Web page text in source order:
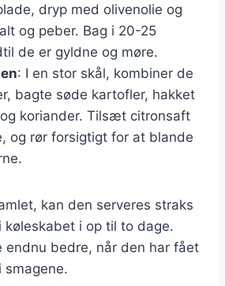
dryp med olivenolie og
og peber. Bag i 20-25
de er gyldne og møre.
: I en stor skål, kombiner de
bagte søde kartofler, hakket
koriander. Tilsæt citronsaft
og rør forsigtigt for at blande
kan den serveres straks
køleskabet i op til to dage.
endnu bedre, når den har fået